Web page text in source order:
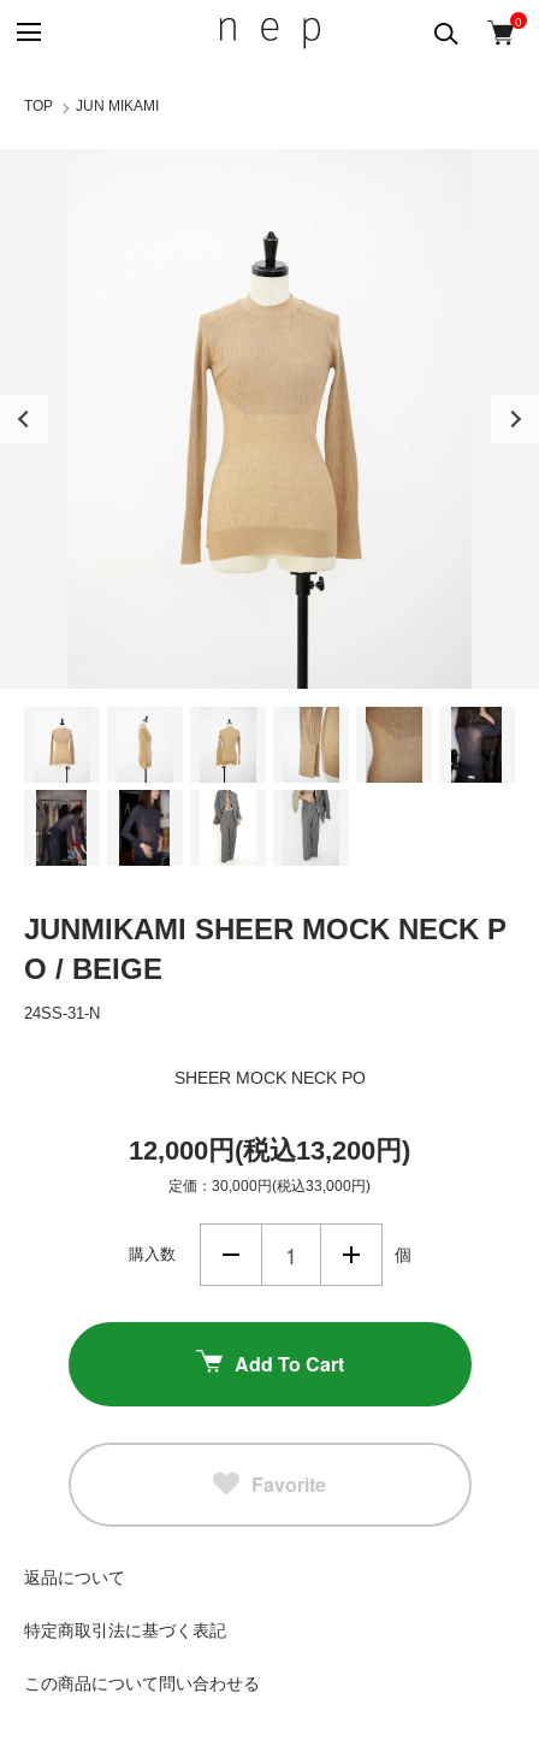
0
TOP JUN MIKAMI
JUNMIKAMI SHEER MOCK NECK P
O / BEIGE
24SS-31-N
SHEER MOCK NECK PO
12,000円(税込13,200円)
定価：30,000円(税込33,000円)
購入数 個
Add To Cart
Favorite
返品について
特定商取引法に基づく表記
この商品について問い合わせる